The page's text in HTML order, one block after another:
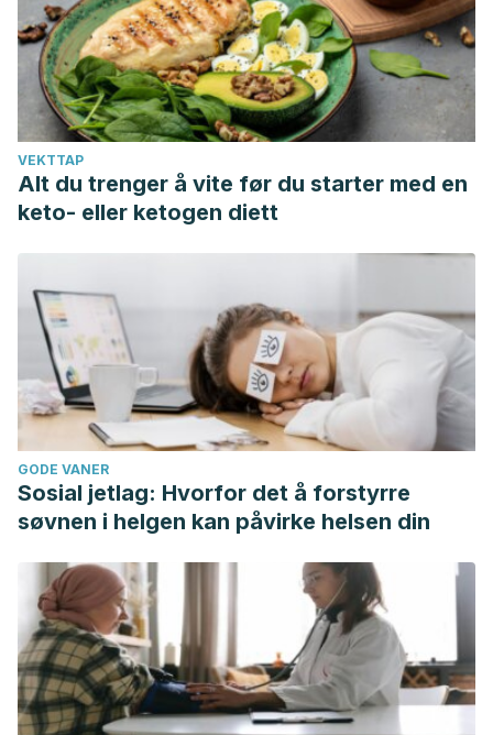
Santoro, N., & Clain, E. Sangrado uterino anormal en la
perimenopausia.
VEKTTAP
Alt du trenger å vite før du starter med en
keto- eller ketogen diett
GODE VANER
Sosial jetlag: Hvorfor det å forstyrre
søvnen i helgen kan påvirke helsen din